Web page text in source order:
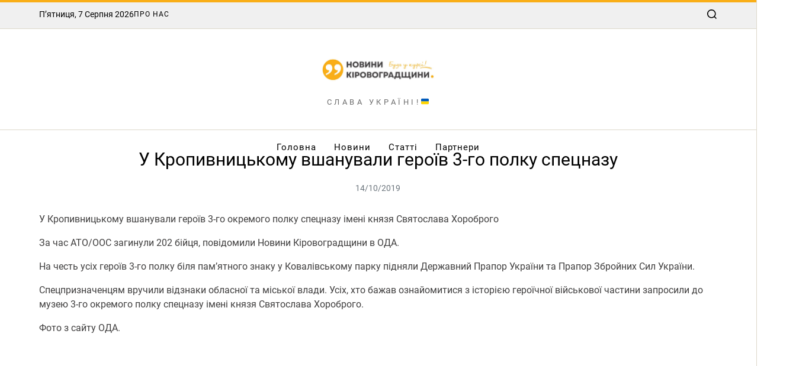
П’ятниця, 7 Серпня 2026ПРО НАС
СЛАВА УКРАЇНІ!
Головна Новини Статті Партнери
У Кропивницькому вшанували героїв 3-го полку спецназу
14/10/2019
У Кропивницькому вшанували героїв 3-го окремого полку спецназу імені князя Святослава Хороброго
За час АТО/ООС загинули 202 бійця, повідомили Новини Кіровоградщини в ОДА.
На честь усіх героїв 3-го полку біля пам’ятного знаку у Ковалівському парку підняли Державний Прапор України та Прапор Збройних Сил України.
Спецпризначенцям вручили відзнаки обласної та міської влади. Усіх, хто бажав ознайомитися з історією героїчної військової частини запросили до
музею 3-го окремого полку спецназу імені князя Святослава Хороброго.
Фото з сайту ОДА.